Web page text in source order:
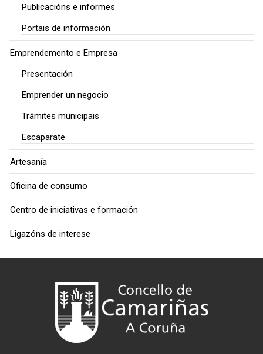
Publicacións e informes
Portais de información
Emprendemento e Empresa
Presentación
Emprender un negocio
Trámites municipais
Escaparate
Artesanía
Oficina de consumo
Centro de iniciativas e formación
Ligazóns de interese